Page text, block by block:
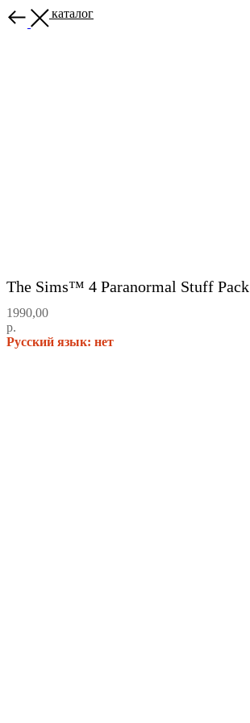
Назад в каталог
The Sims™ 4 Paranormal Stuff Pack
1990,00
р.
Русский язык: нет